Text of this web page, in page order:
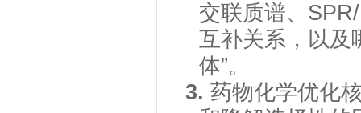
交联质谱、
互补关系，以及
体”。
3.药物化学优化